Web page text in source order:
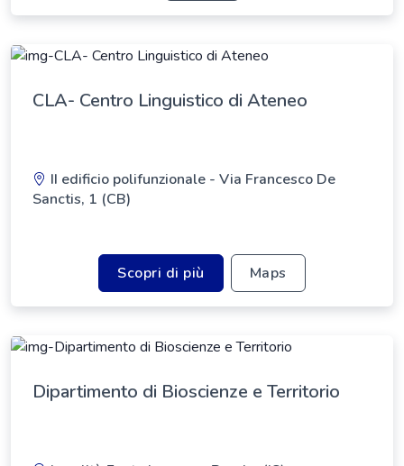
CLA- Centro Linguistico di Ateneo
II edificio polifunzionale - Via Francesco De
Sanctis, 1 (CB)
Scopri di più Maps
Dipartimento di Bioscienze e Territorio